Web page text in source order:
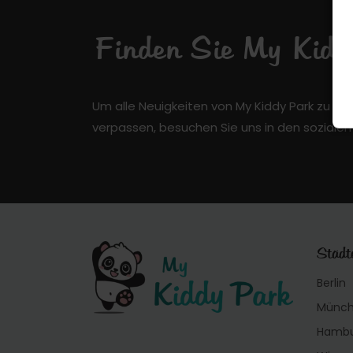
Finden Sie My
Um alle Neuigkeiten von My Kiddy Park zu
verpassen, besuchen Sie uns in den
Berlin